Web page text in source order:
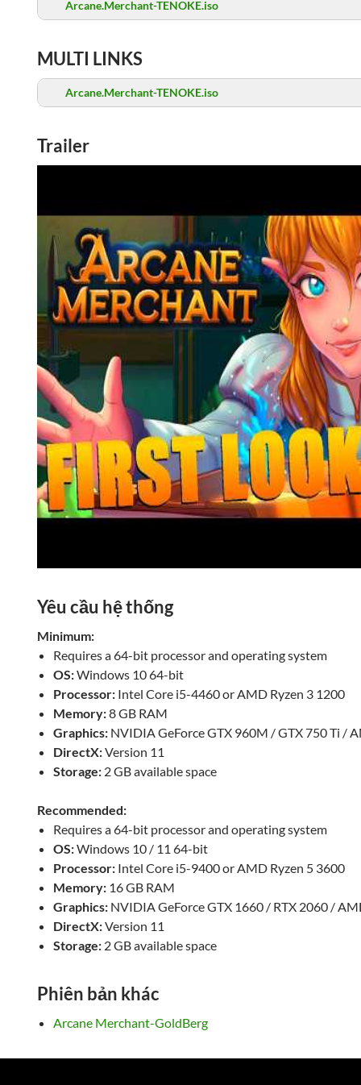
Arcane.Merchant-TENOKE.iso
MULTI LINKS
Arcane.Merchant-TENOKE.iso
Trailer
Yêu cầu hệ thống
Minimum:
Requires a 64-bit processor and operating system
OS:Windows 10 64-bit
Processor: Intel Core i5-4460 or AMD Ryzen 3 1200
Memory:8 GB RAM
Graphics: NVIDIA GeForce GTX 960M / GTX 750 Ti /
DirectX:Version 11
Storage: 2 GB available space
Recommended:
Requires a 64-bit processor and operating system
OS:Windows 10 / 11 64-bit
Processor: Intel Core i5-9400 or AMD Ryzen 5 3600
Memory: 16 GB RAM
Graphics: NVIDIA GeForce GTX 1660 / RTX 2060 /
DirectX:Version 11
Storage: 2 GB available space
Phiên bản khác
Arcane Merchant-GoldBerg